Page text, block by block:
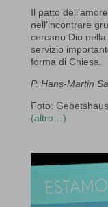
Il patto
nell’incontrare
cercano Dio
servizio
forma di Chiesa.
P. Hans-Martin
Foto:
(altro…)